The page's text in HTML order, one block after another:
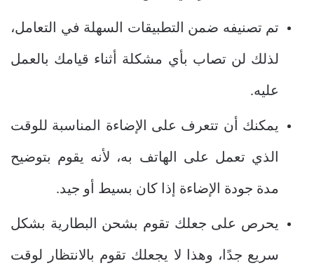
تم تصنيفه ضمن التطبيقات السهلة في التعامل،
لذلك لن تصاب بأي مشكلة أثناء قيامك بالعمل
عليه.
يمكنك أن تتعرف على الإضاءة المناسبة للوقت
الذي تعمل على الهاتف به، لأنه يقوم بتوضيح
مدة جودة الإضاءة إذا كان بسيط أو جيد.
يحرص على جعلك تقوم بشحن البطارية بشكل
سريع جدًا، وهذا لا يجعلك تقوم بالانتظار لوقت